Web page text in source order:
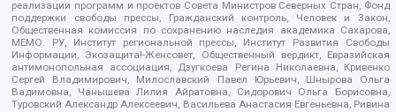
реализации программ и проектов Совета Министров Северных Стран, Фонд
поддержки свободы прессы, Гражданский контроль, Человек и Закон,
Общественная комиссия по сохранению наследия академика Сахарова,
МЕМО. РУ, Институт региональной прессы, Институт Развития Свободы
Информации, Экозащита!-Женсовет, Общественный вердикт, Евразийская
антимонопольная ассоциация, Дзугкоева Регина Николаевна, Кривенко
Сергей Владимирович, Милославский Павел Юрьевич, Шнырова Ольга
Вадимовна, Чанышева Лилия Айратовна, Сидорович Ольга Борисовна,
Туровский Александр Алексеевич, Васильева Анастасия Евгеньевна, Ривина